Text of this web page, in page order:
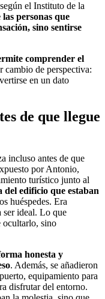
el Instituto de la
personas que
sino sentirse
comprender el
cambio de perspectiva:
en un dato
de que llegue
incluso antes de que
por Antonio,
turístico junto al
edificio que estaban
huéspedes. Era
ser ideal. Lo que
ocultarlo, sino
honesta y
. Además, se añadieron
equipamiento para
disfrutar del entorno.